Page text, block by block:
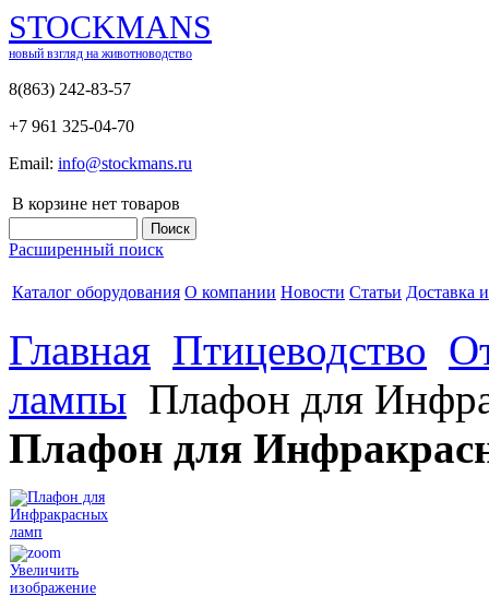
STOCKMANS
новый взгляд на животноводство
8(863) 242-83-57
+7 961 325-04-70
Email: info@stockmans.ru
В корзине нет товаров
Расширенный поиск
Каталог оборудования О компании Новости Статьи Доставка
Главная Птицеводство
лампы Плафон для
Плафон для
Увеличить
изображение